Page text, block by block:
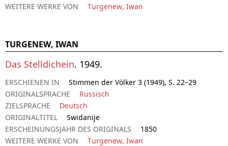
WEITERE WERKE VON
Turgenew, Iwan
TURGENEW, IWAN
Das Stelldichein. 1949.
ERSCHIENEN IN
Stimmen der Völker 3 (1949), S. 22–29
ORIGINALSPRACHE
Russisch
ZIELSPRACHE
Deutsch
ORIGINALTITEL
Swidanije
ERSCHEINUNGSJAHR DES ORIGINALS
1850
WEITERE WERKE VON
Turgenew, Iwan